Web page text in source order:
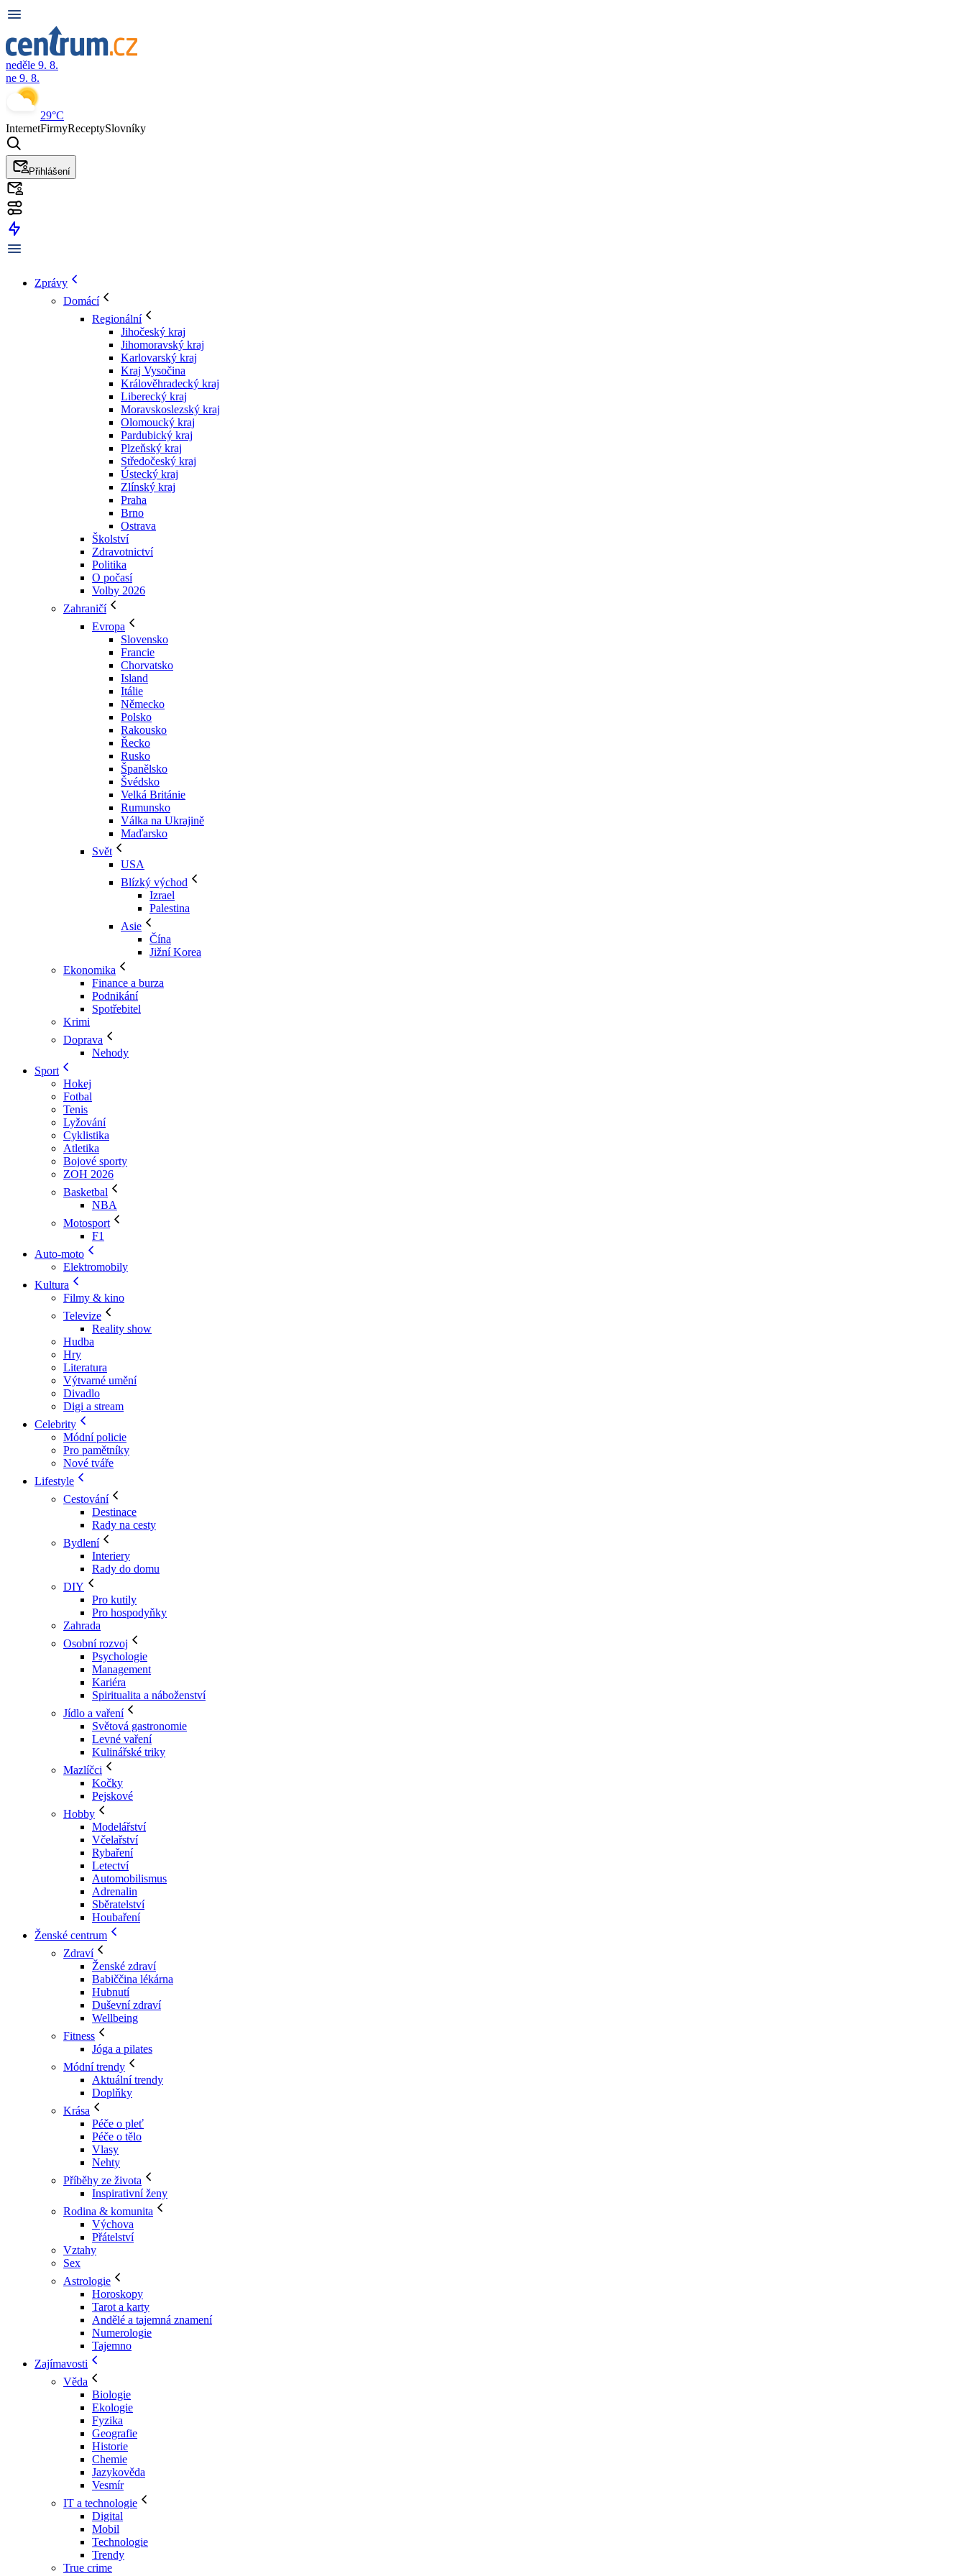
neděle 9. 8.
ne 9. 8.
29°C
InternetFirmyReceptySlovníky
Přihlášení
Zprávy
Domácí
Regionální
Jihočeský kraj
Jihomoravský kraj
Karlovarský kraj
Kraj Vysočina
Králověhradecký kraj
Liberecký kraj
Moravskoslezský kraj
Olomoucký kraj
Pardubický kraj
Plzeňský kraj
Středočeský kraj
Ústecký kraj
Zlínský kraj
Praha
Brno
Ostrava
Školství
Zdravotnictví
Politika
O počasí
Volby 2026
Zahraničí
Evropa
Slovensko
Francie
Chorvatsko
Island
Itálie
Německo
Polsko
Rakousko
Řecko
Rusko
Španělsko
Švédsko
Velká Británie
Rumunsko
Válka na Ukrajině
Maďarsko
Svět
USA
Blízký východ
Izrael
Palestina
Asie
Čína
Jižní Korea
Ekonomika
Finance a burza
Podnikání
Spotřebitel
Krimi
Doprava
Nehody
Sport
Hokej
Fotbal
Tenis
Lyžování
Cyklistika
Atletika
Bojové sporty
ZOH 2026
Basketbal
NBA
Motosport
F1
Auto-moto
Elektromobily
Kultura
Filmy & kino
Televize
Reality show
Hudba
Hry
Literatura
Výtvarné umění
Divadlo
Digi a stream
Celebrity
Módní policie
Pro pamětníky
Nové tváře
Lifestyle
Cestování
Destinace
Rady na cesty
Bydlení
Interiery
Rady do domu
DIY
Pro kutily
Pro hospodyňky
Zahrada
Osobní rozvoj
Psychologie
Management
Kariéra
Spiritualita a náboženství
Jídlo a vaření
Světová gastronomie
Levné vaření
Kulinářské triky
Mazlíčci
Kočky
Pejskové
Hobby
Modelářství
Včelařství
Rybaření
Letectví
Automobilismus
Adrenalin
Sběratelství
Houbaření
Ženské centrum
Zdraví
Ženské zdraví
Babiččina lékárna
Hubnutí
Duševní zdraví
Wellbeing
Fitness
Jóga a pilates
Módní trendy
Aktuální trendy
Doplňky
Krása
Péče o pleť
Péče o tělo
Vlasy
Nehty
Příběhy ze života
Inspirativní ženy
Rodina & komunita
Výchova
Přátelství
Vztahy
Sex
Astrologie
Horoskopy
Tarot a karty
Andělé a tajemná znamení
Numerologie
Tajemno
Zajímavosti
Věda
Biologie
Ekologie
Fyzika
Geografie
Historie
Chemie
Jazykověda
Vesmír
IT a technologie
Digital
Mobil
Technologie
Trendy
True crime